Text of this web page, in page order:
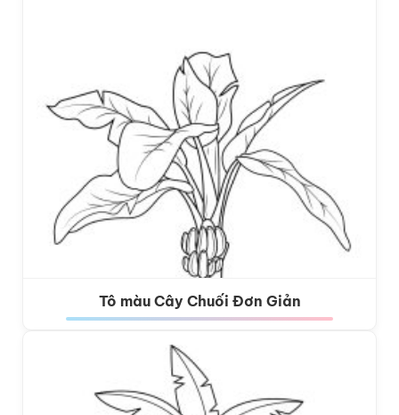
Tô màu Cây Chuối Đơn Giản